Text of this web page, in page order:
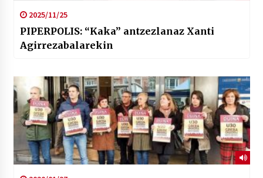
2025/11/25
PIPERPOLIS: “Kaka” antzezlanaz Xanti
Agirrezabalarekin